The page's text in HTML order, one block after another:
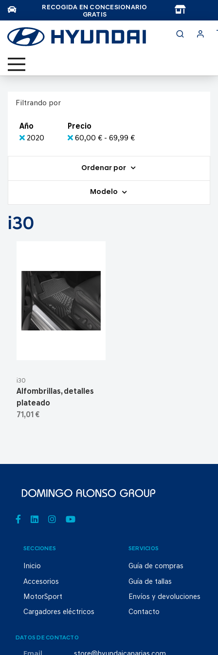
RECOGIDA EN CONCESIONARIO
GRATIS
Filtrando por
Año
2020
Precio
60,00 € - 69,99 €
Ordenar por
Modelo
i30
i30
Alfombrillas, detalles
plateado
71,01 €
SECCIONES
Inicio
Accesorios
MotorSport
Cargadores eléctricos
SERVICIOS
Guía de compras
Guía de tallas
Envíos y devoluciones
Contacto
DATOS DE CONTACTO